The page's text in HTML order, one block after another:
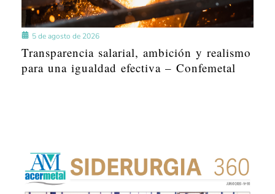
5 de agosto de 2026
Transparencia salarial, ambición y realismo
para una igualdad efectiva – Confemetal